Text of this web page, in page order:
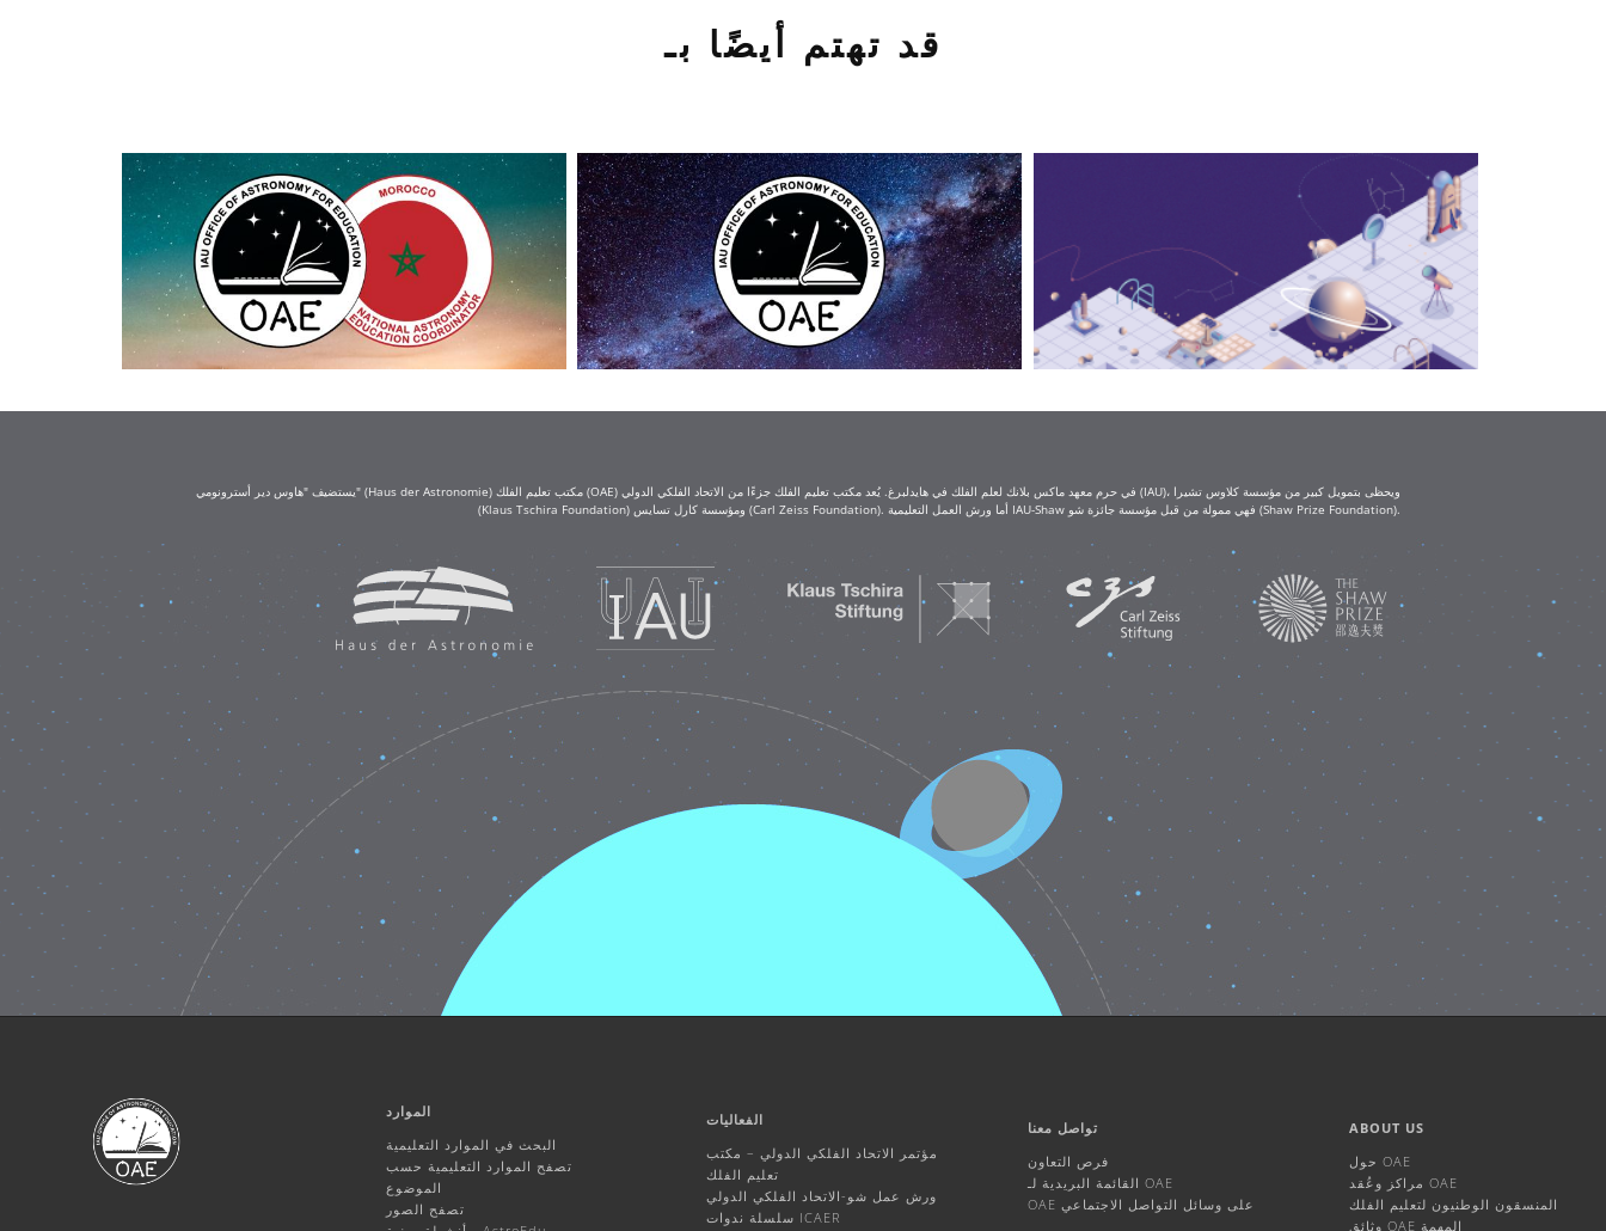
قد تهتم أيضًا بـ
يستضيف "هاوس دير أسترونومي" (Haus der Astronomie) مكتب تعليم الفلك (OAE) في حرم معهد ماكس بلانك لعلم الفلك في هايدلبرغ. يُعد مكتب تعليم الفلك جزءًا من الاتحاد الفلكي الدولي (IAU)، ويحظى بتمويل كبير من مؤسسة كلاوس تشيرا
(Klaus Tschira Foundation) ومؤسسة كارل تسايس (Carl Zeiss Foundation). أما ورش العمل التعليمية IAU-Shaw فهي ممولة من قبل مؤسسة جائزة شو (Shaw Prize Foundation).
الموارد
البحث في الموارد التعليمية
تصفح الموارد التعليمية حسب
الموضوع
تصفح الصور
الفعاليات
مؤتمر الاتحاد الفلكي الدولي – مكتب
تعليم الفلك
ورش عمل شو-الاتحاد الفلكي الدولي
سلسلة ندوات ICAER
تواصل معنا
فرص التعاون
القائمة البريدية لـ OAE
OAE على وسائل التواصل الاجتماعي
ABOUT US
حول OAE
مراكز وعُقد OAE
المنسقون الوطنيون لتعليم الفلك
وثائق OAE المهمة